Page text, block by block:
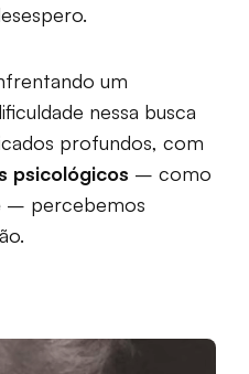
um
nessa busca
profundos, com
psicológicos – como
– percebemos